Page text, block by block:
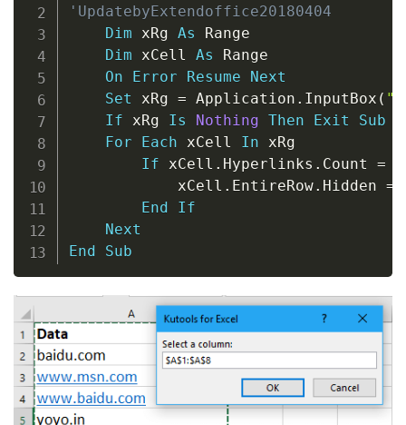
'UpdatebyExtendoffice20180404
Dim xRg As Range
Dim xCell As Range
On
Error Resume
Next
Set xRg = Application . InputBox (
If xRg Is Nothing Then Exit
Sub
For
Each xCell In xRg
If xCell . Hyperlinks . Count =
            xCell
. EntireRow. Hidden =
End
If
Next
End
Sub